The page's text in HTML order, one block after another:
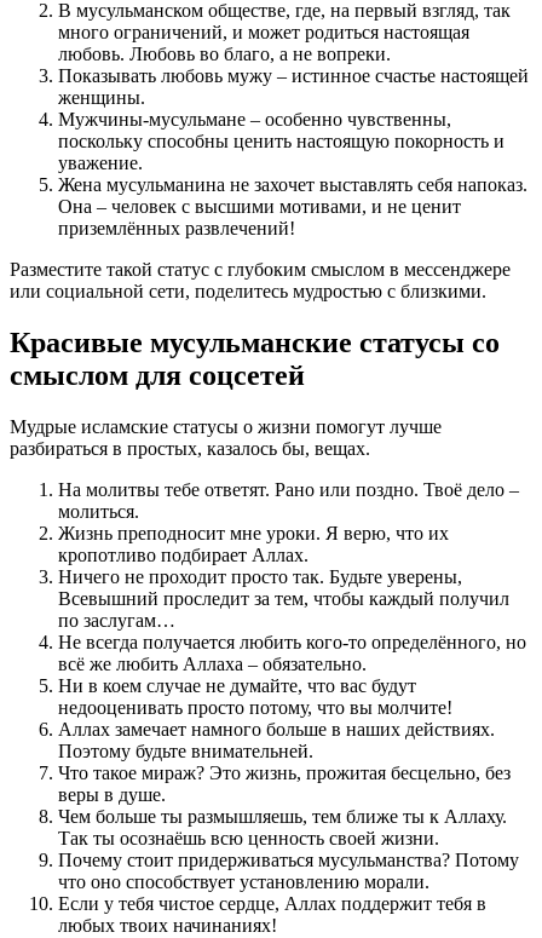
В мусульманском обществе, где, на первый взгляд, так
много ограничений, и может родиться настоящая
любовь. Любовь во благо, а не вопреки.
Показывать любовь мужу – истинное счастье настоящей
женщины.
Мужчины-мусульмане – особенно чувственны,
поскольку способны ценить настоящую покорность и
уважение.
Жена мусульманина не захочет выставлять себя напоказ.
Она – человек с высшими мотивами, и не ценит
приземлённых развлечений!
Разместите такой статус с глубоким смыслом в мессенджере
или социальной сети, поделитесь мудростью с близкими.
Красивые мусульманские статусы со
смыслом для соцсетей
Мудрые исламские статусы о жизни помогут лучше
разбираться в простых, казалось бы, вещах.
На молитвы тебе ответят. Рано или поздно. Твоё дело –
молиться.
Жизнь преподносит мне уроки. Я верю, что их
кропотливо подбирает Аллах.
Ничего не проходит просто так. Будьте уверены,
Всевышний проследит за тем, чтобы каждый получил
по заслугам…
Не всегда получается любить кого-то определённого, но
всё же любить Аллаха – обязательно.
Ни в коем случае не думайте, что вас будут
недооценивать просто потому, что вы молчите!
Аллах замечает намного больше в наших действиях.
Поэтому будьте внимательней.
Что такое мираж? Это жизнь, прожитая бесцельно, без
веры в душе.
Чем больше ты размышляешь, тем ближе ты к Аллаху.
Так ты осознаёшь всю ценность своей жизни.
Почему стоит придерживаться мусульманства? Потому
что оно способствует установлению морали.
Если у тебя чистое сердце, Аллах поддержит тебя в
любых твоих начинаниях!